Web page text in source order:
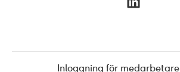
Inloggning för medarbetare